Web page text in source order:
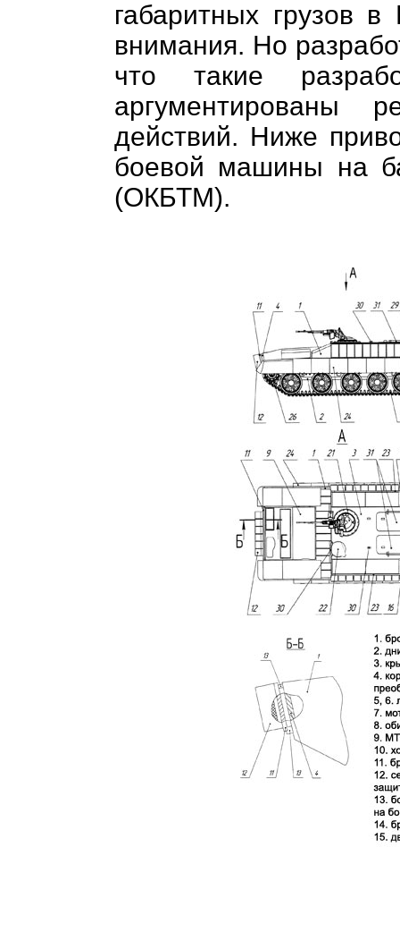
габаритных грузов
внимания. Но
что такие
аргументированы
действий. Ниже
боевой машины на
(ОКБТМ).